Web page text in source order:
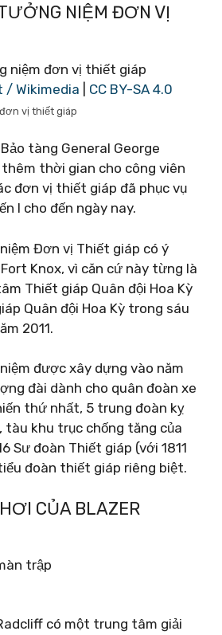
NIỆM ĐƠN VỊ
/ Wikimedia CC BY-SA 4.0
vị thiết giáp
tàng General George
thời gian cho công viên
đơn vị thiết giáp đã phục vụ
I cho đến ngày nay.
Đơn vị Thiết giáp có ý
Knox, vì căn cứ này từng là
Thiết giáp Quân đội Hoa Kỳ
Quân đội Hoa Kỳ trong sáu
2011.
được xây dựng vào năm
đài dành cho quân đoàn xe
thứ nhất, 5 trung đoàn kỵ
tàu khu trục chống tăng của
Sư đoàn Thiết giáp (với 1811
đoàn thiết giáp riêng biệt.
CỦA BLAZER
trập
có một trung tâm giải